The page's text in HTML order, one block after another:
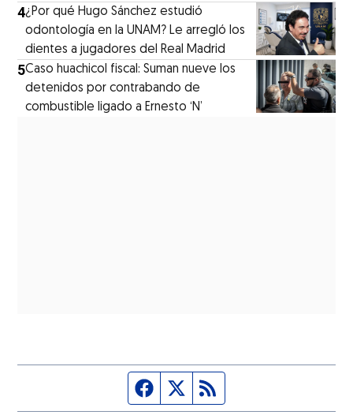
4¿Por qué Hugo Sánchez estudió
odontología en la UNAM? Le arregló los
dientes a jugadores del Real Madrid
5Caso huachicol fiscal: Suman nueve los
detenidos por contrabando de
combustible ligado a Ernesto ‘N’
Página de Facebook
Fuente Twitter